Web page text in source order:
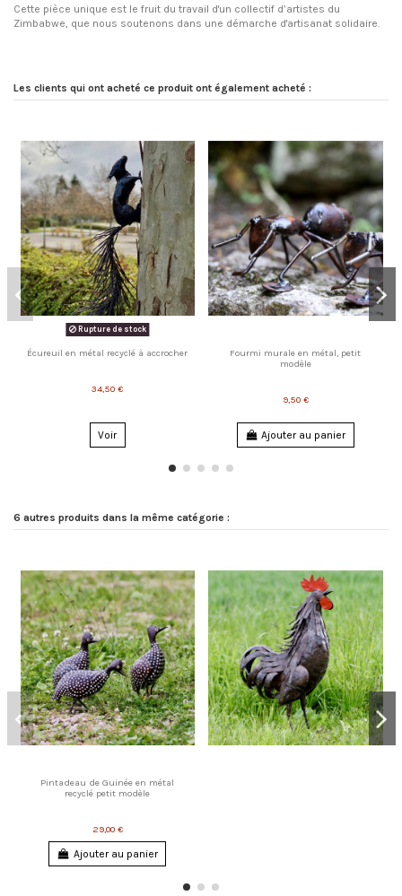
Cette pièce unique est le fruit du travail d'un collectif d’artistes du
Zimbabwe, que nous soutenons dans une démarche d'artisanat solidaire.
Les clients qui ont acheté ce produit ont également acheté :
Rupture de stock
Écureuil en métal recyclé à accrocher
34,50 €
Voir
Fourmi murale en métal, petit
modèle
9,50 €
Ajouter au panier
6 autres produits dans la même catégorie :
Pintadeau de Guinée en métal
recyclé petit modèle
29,00 €
Ajouter au panier